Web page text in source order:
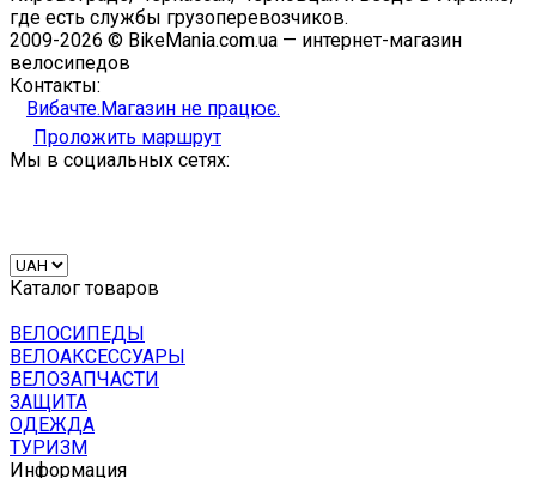
где есть службы грузоперевозчиков.
2009-2026 © BikeMania.com.ua — интернет-магазин
велосипедов
Контакты:
Вибачте.Магазин не працює.
Проложить маршрут
Мы в социальных сетях:
Каталог товаров
ВЕЛОСИПЕДЫ
ВЕЛОАКСЕССУАРЫ
ВЕЛОЗАПЧАСТИ
ЗАЩИТА
ОДЕЖДА
ТУРИЗМ
Информация